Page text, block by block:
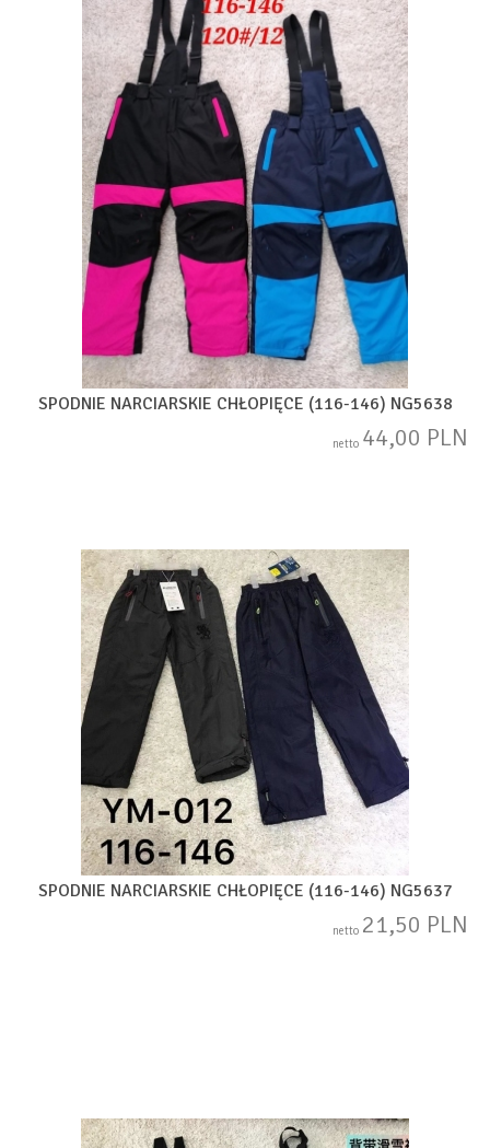
SPODNIE NARCIARSKIE CHŁOPIĘCE (116-146) NG5638
netto 44,00 PLN
SPODNIE NARCIARSKIE CHŁOPIĘCE (116-146) NG5637
netto 21,50 PLN